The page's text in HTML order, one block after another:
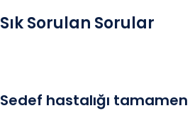
Sık Sorulan Sorular
Sedef hastalığı